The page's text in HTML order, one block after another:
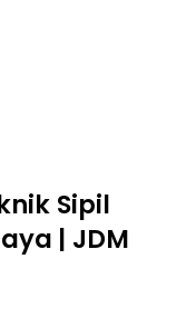
Sipil
| JDM